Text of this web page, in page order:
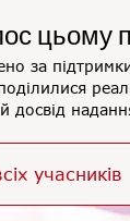
цьому
за підтримки
досвід
учасників